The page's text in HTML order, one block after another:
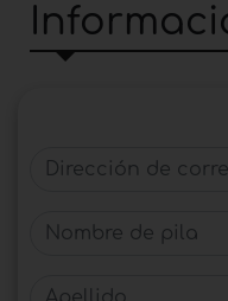
Dirección de
Nombre de pila
Apellido